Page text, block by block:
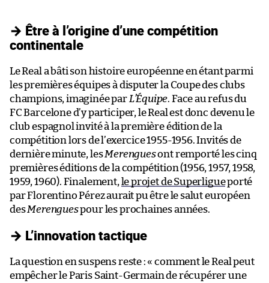
→ Être à l’origine d’une compétition
continentale
Le Real a bâti son histoire européenne en étant parmi
les premières équipes à disputer la Coupe des clubs
champions, imaginée par L’Équipe. Face au refus du
FC Barcelone d’y participer, le Real est donc devenu le
club espagnol invité à la première édition de la
compétition lors de l’exercice 1955-1956. Invités de
dernière minute, lesMerenguesont remporté les cinq
premières éditions de la compétition (1956, 1957, 1958,
1959, 1960). Finalement, le projet de Superligueporté
par Florentino Pérez aurait pu être le salut européen
desMerenguespour les prochaines années.
→ L’innovation tactique
La question en suspens reste : « comment le Real peut
empêcher le Paris Saint-Germain de récupérer une